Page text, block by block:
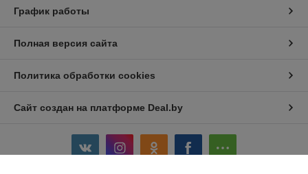
График работы
Полная версия сайта
Политика обработки cookies
Сайт создан на платформе Deal.by